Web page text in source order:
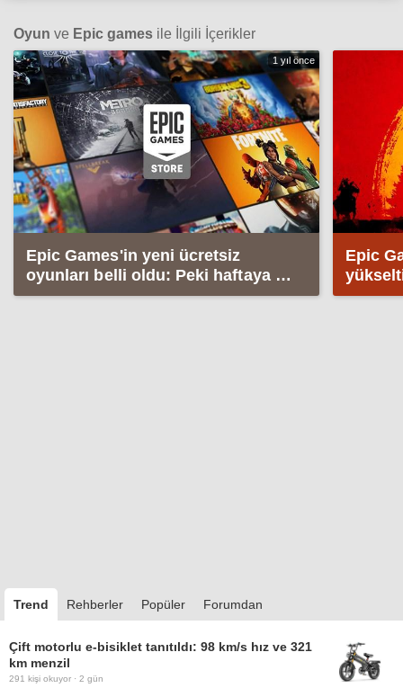
Oyun ve Epic games ile İlgili İçerikler
1 yıl önce
Epic Games'in yeni ücretsiz
oyunları belli oldu: Peki haftaya ne
var?
Epic
oyun
Trend Rehberler Popüler Forumdan
Çift motorlu e-bisiklet tanıtıldı: 98 km/s hız ve 321
km menzil
291 kişi okuyor · 2 gün